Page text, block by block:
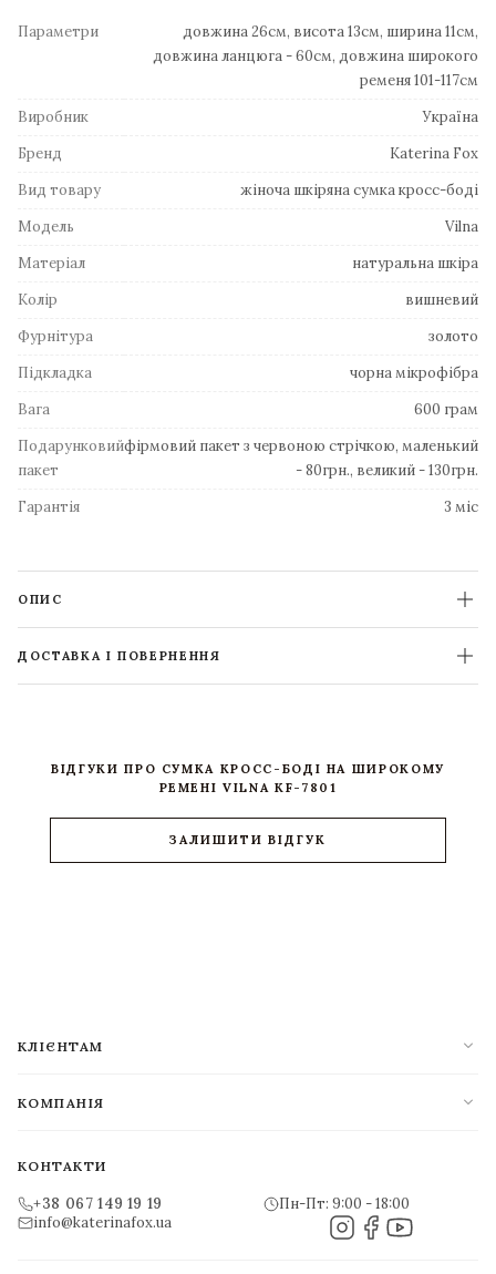
Параметри
довжина 26см, висота 13см, ширина 11см,
довжина ланцюга - 60см, довжина широкого
ременя 101-117см
Виробник
Україна
Бренд
Katerina Fox
Вид товару
жіноча шкіряна сумка кросс-боді
Модель
Vilna
Матеріал
натуральна шкіра
Колір
вишневий
Фурнітура
золото
Підкладка
чорна мікрофібра
Вага
600 грам
Подарунковий
пакет
фірмовий пакет з червоною стрічкою, маленький
- 80грн., великий - 130грн.
Гарантія
3 міс
ОПИС
ДОСТАВКА І ПОВЕРНЕННЯ
ВІДГУКИ ПРО СУМКА КРОСС-БОДІ НА ШИРОКОМУ
РЕМЕНІ VILNA KF-7801
ЗАЛИШИТИ ВІДГУК
КЛІЄНТАМ expand_more
КОМПАНІЯ expand_more
КОНТАКТИ
+38 067 149 19 19
info@katerinafox.ua
Пн-Пт: 9:00 - 18:00